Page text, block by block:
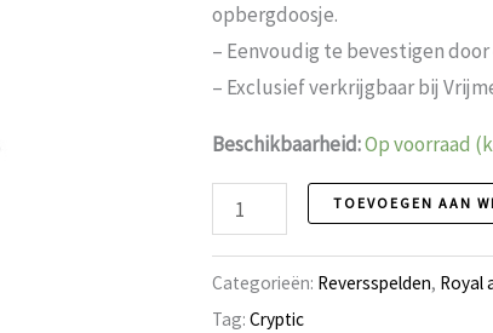
opbergdoosje.
– Eenvoudig te bevestigen
– Exclusief verkrijgbaar bij
Beschikbaarheid:Op voorraad
Reversspeld
110
Cryptics
aantal
TOEVOEGEN AAN
Categorieën: Reversspelden, Royal
Tag: Cryptic